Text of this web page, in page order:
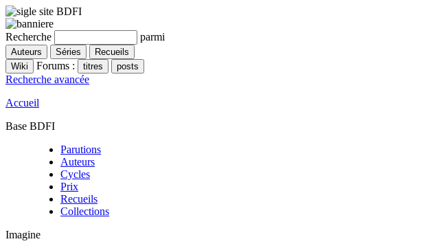
Recherche parmi
Forums :
Recherche avancée
Accueil
Base BDFI
Parutions
Auteurs
Cycles
Prix
Recueils
Collections
Imagine